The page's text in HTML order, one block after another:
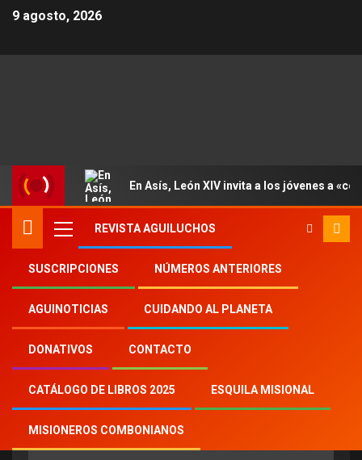
9 agosto, 2026
En Asís, León XIV invita a los jóvenes a
REVISTA AGUILUCHOS
SUSCRIPCIONES NÚMEROS ANTERIORES
AGUINOTICIAS CUIDANDO AL PLANETA
DONATIVOS CONTACTO
CATÁLOGO DE LIBROS 2025 ESQUILA MISIONAL
MISIONEROS COMBONIANOS
Inicio Aguinoticias Hijos de Haití
Hijos de Haití